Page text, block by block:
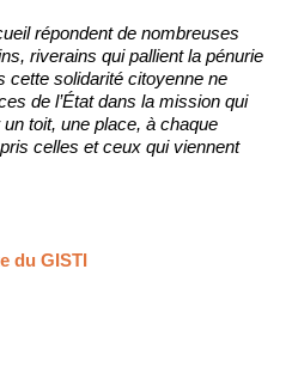
répondent de nombreuses
riverains qui pallient la pénurie
cette solidarité citoyenne ne
de l’État dans la mission qui
toit, une place, à chaque
celles et ceux qui viennent
du GISTI